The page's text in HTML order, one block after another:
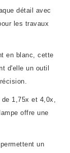
détail avec
les travaux
en blanc, cette
d'elle un outil
1,75x et 4,0x,
offre une
un